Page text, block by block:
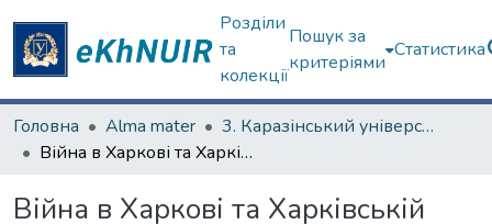
Розділи
та
колекції
Пошук за
критеріями
Статистика
Головна Alma mater
3. Каразінський університет і Війна за Незалежність України
Війна в Харкові та Харківській області : Хроніка подій у посиланнях за четверте півріччя повномасштабної російсько-української війни (1.09.2023–29.02.2024)
Війна в Харкові та Харківській